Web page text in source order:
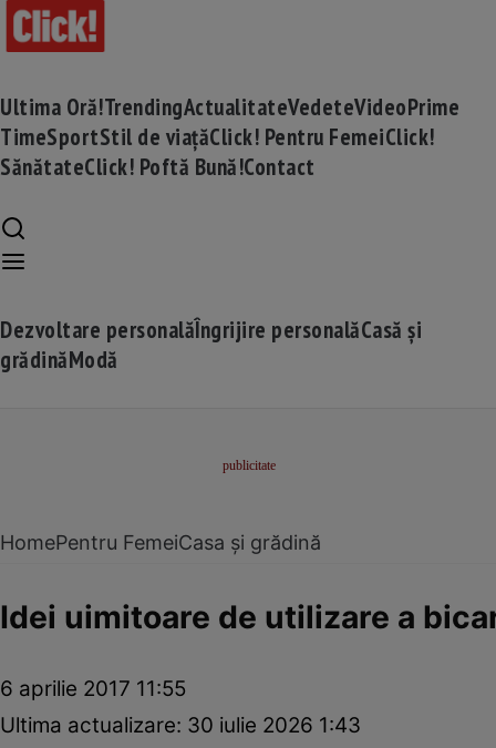
Ultima Oră!TrendingActualitateVedeteVideoPrime
TimeSportStil de viațăClick! Pentru FemeiClick!
SănătateClick! Poftă Bună!Contact
Dezvoltare personalăÎngrijire personalăCasă și
grădinăModă
HomePentru FemeiCasa și grădină
Idei uimitoare de utilizare a
6 aprilie 2017 11:55
Ultima actualizare: 30 iulie 2026 1:43